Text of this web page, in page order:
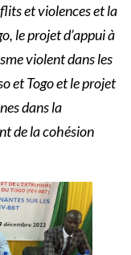
et violences et la
le projet d’appui à
violent dans les
et Togo et le projet
dans la
de la cohésion